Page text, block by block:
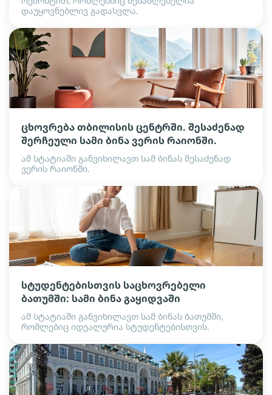
დაუყოვნებლივ გადასვლა.
ცხოვრება თბილისის ცენტრში. შესაძენად
შერჩეული სამი ბინა ვერის რაიონში.
ამ სტატიაში განვიხილავთ სამ ბინას შესაძენად
ვერის რაიონში.
სტუდენტებისთვის საცხოვრებელი
ბათუმში: სამი ბინა გაყიდვაში
ამ სტატიაში განვიხილავთ სამ ბინას ბათუმში,
რომლებიც იდეალურია სტუდენტებისთვის.